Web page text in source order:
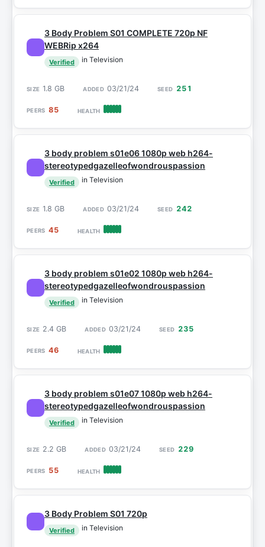
3 Body Problem S01 COMPLETE 720p NF
WEBRip x264
Verified in Television
1.8 GB 03/21/24 251
85
3 body problem s01e06 1080p web h264-
stereotypedgazelleofwondrouspassion
Verified in Television
1.8 GB 03/21/24 242
45
3 body problem s01e02 1080p web h264-
stereotypedgazelleofwondrouspassion
Verified in Television
2.4 GB 03/21/24 235
46
3 body problem s01e07 1080p web h264-
stereotypedgazelleofwondrouspassion
Verified in Television
2.2 GB 03/21/24 229
55
3 Body Problem S01 720p
Verified in Television